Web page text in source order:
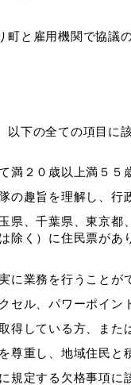
町と雇用機関で協議
以下の全ての項目に
満２０歳以上満５５
の趣旨を理解し、
県、千葉県、東京
除く）に住民票が
に業務を行うことが
セル、パワーポイ
得している方、また
尊重し、地域住民
規定する欠格事項に